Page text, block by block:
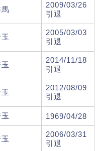
2009/03/26
引退
2005/03/03
引退
2014/11/18
引退
2012/08/09
引退
1969/04/28
2006/03/31
引退